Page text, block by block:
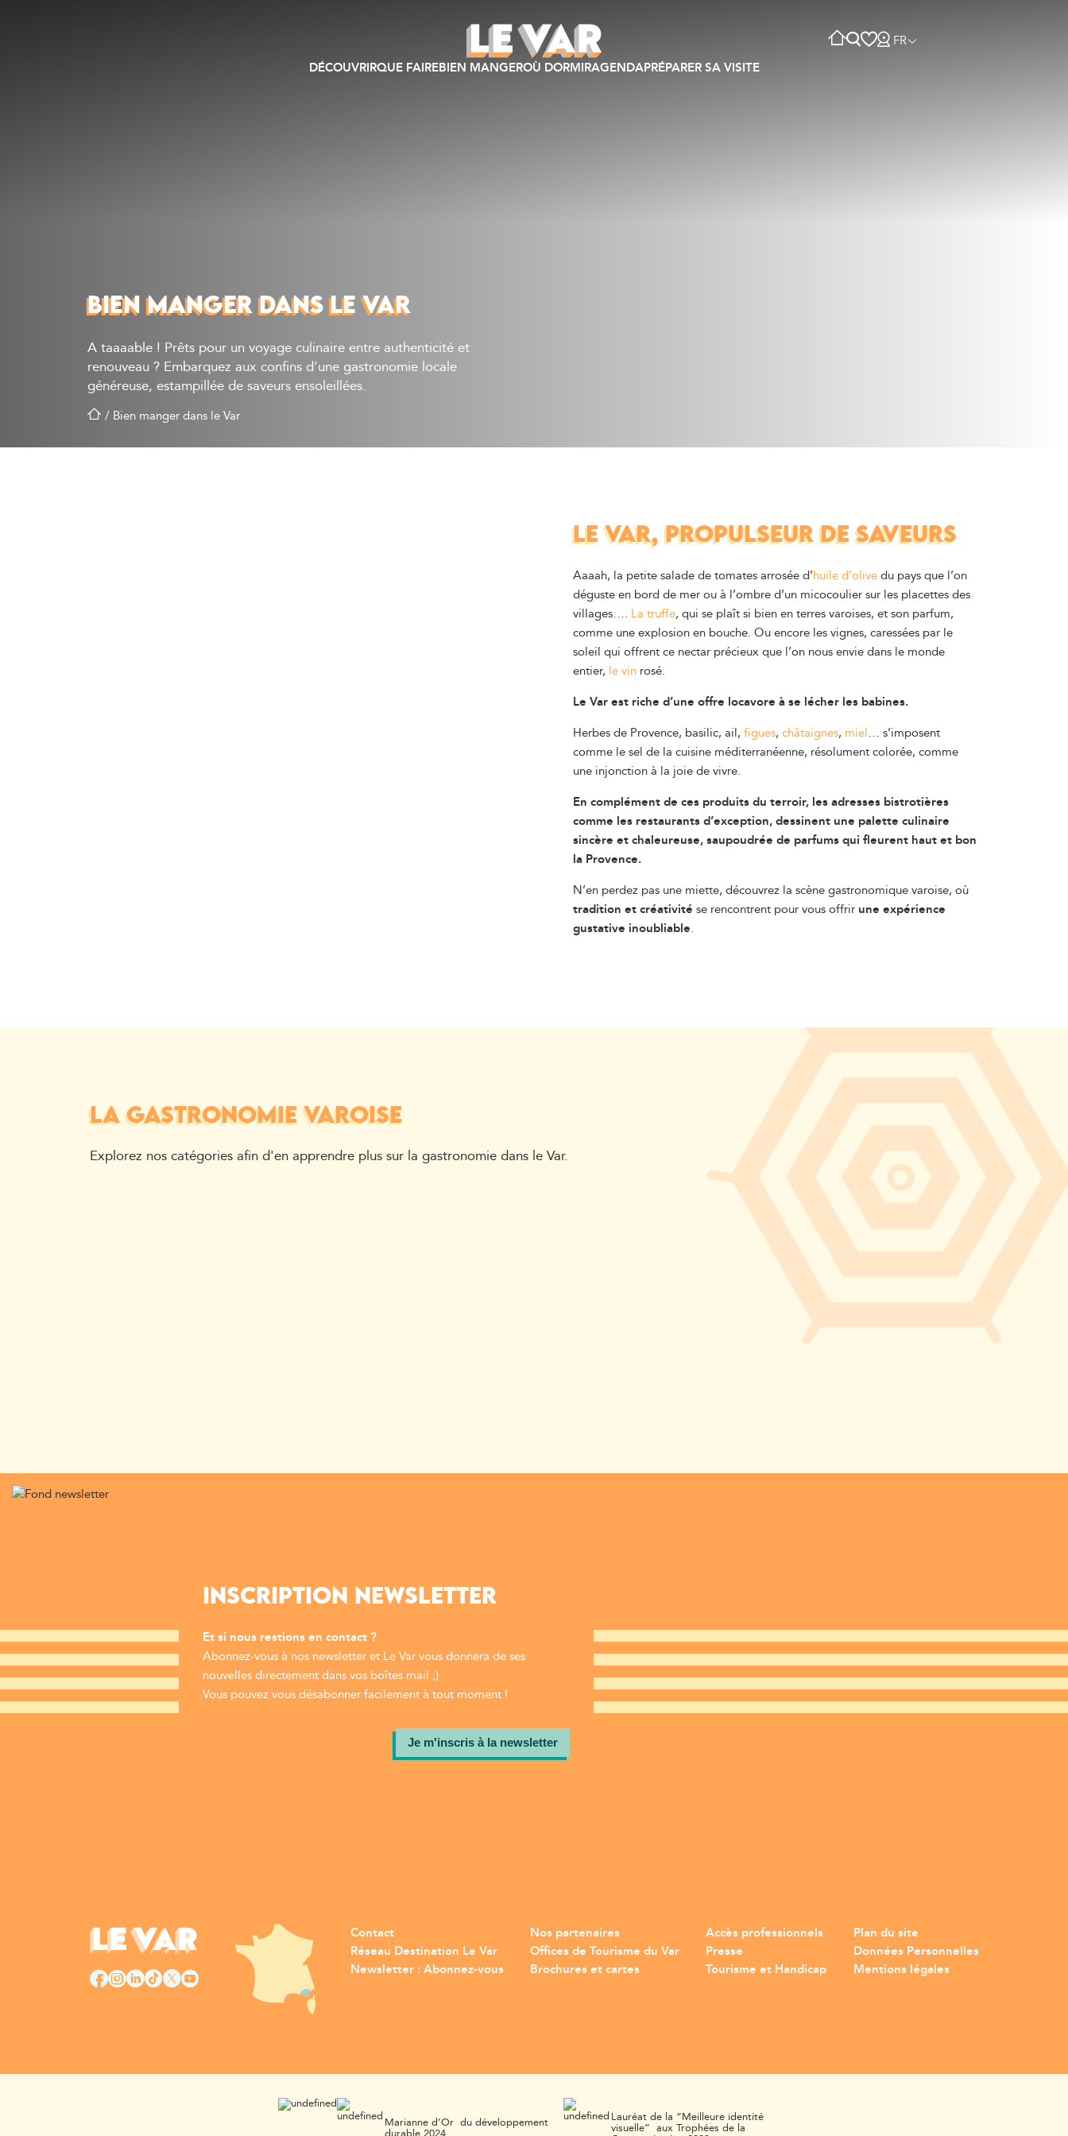
FR
DÉCOUVRIRQUE FAIREBIEN MANGEROÙ DORMIRAGENDAPRÉPARER SA VISITE
BIEN MANGER DANS LE VAR
A taaaable ! Prêts pour un voyage culinaire entre authenticité et
renouveau ? Embarquez aux confins d’une gastronomie locale
généreuse, estampillée de saveurs ensoleillées.
/ Bien manger dans le Var
LE VAR, PROPULSEUR DE SAVEURS
Aaaah, la petite salade de tomates arrosée d’huile d’olivedu pays que l’on
déguste en bord de mer ou à l’ombre d’un micocoulier sur les placettes des
villages…. La truffe, qui se plaît si bien en terres varoises, et son parfum,
comme une explosion en bouche. Ou encore les vignes, caressées par le
soleil qui offrent ce nectar précieux que l’on nous envie dans le monde
entier, le vinrosé.
Le Var est riche d’une offre locavore à se lécher les babines.
Herbes de Provence, basilic, ail, figues, châtaignes, miel… s’imposent
comme le sel de la cuisine méditerranéenne, résolument colorée, comme
une injonction à la joie de vivre.
En complément de ces produits du terroir, les adresses bistrotières
comme les restaurants d’exception, dessinent une palette culinaire
sincère et chaleureuse, saupoudrée de parfums qui fleurent haut et bon
la Provence.
N’en perdez pas une miette, découvrez la scène gastronomique varoise, où
tradition et créativité se rencontrent pour vous offrir une expérience
gustative inoubliable.
LA GASTRONOMIE VAROISE
Explorez nos catégories afin d'en apprendre plus sur la gastronomie dans le Var.
INSCRIPTION NEWSLETTER
Et si nous restions en contact ?
Abonnez-vous à nos newsletter et Le Var vous donnera de ses
nouvelles directement dans vos boîtes mail ;)
Vous pouvez vous désabonner facilement à tout moment !
Je m'inscris à la newsletter
Contact
Réseau Destination Le Var
Newsletter : Abonnez-vous
Nos partenaires
Offices de Tourisme du Var
Brochures et cartes
Accès professionnels
Presse
Tourisme et Handicap
Plan du site
Données Personnelles
Mentions légales
Marianne d’Or du développement Lauréat de la “Meilleure identité
visuelle” aux Trophées de la